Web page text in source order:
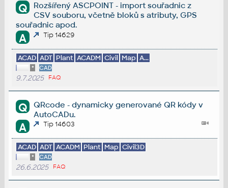
Q
Rozšířený ASCPOINT - import souřadnic z
CSV souboru, včetně bloků s atributy, GPS
souřadnic apod.
A Tip 14629
ACAD ADT Plant ACADM Civil Map A...
* CAD
9.7.2025 FAQ
Q
QRcode - dynamicky generované QR kódy v
AutoCADu.
A Tip 14603
ACAD ADT ACADM Plant Map Civil3D
* CAD
26.6.2025 FAQ